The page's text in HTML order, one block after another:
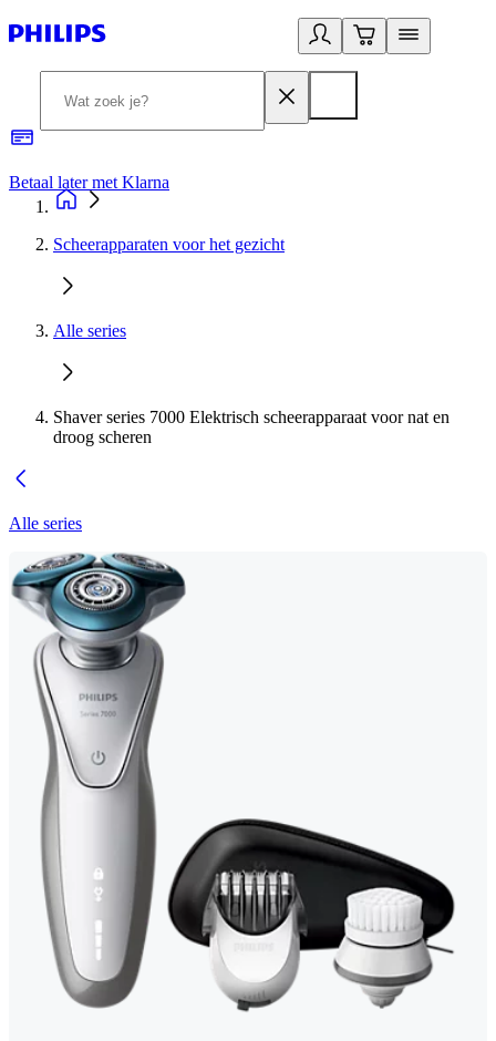
Betaal later met Klarna
Scheerapparaten voor het gezicht
Alle series
Shaver series 7000 Elektrisch scheerapparaat voor nat en
droog scheren
Alle series